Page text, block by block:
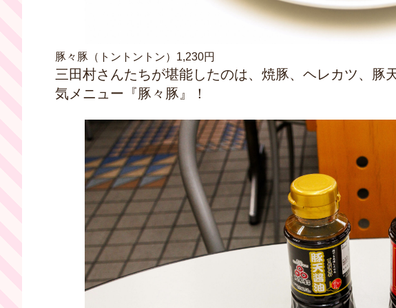
豚々豚（トントントン）1,230円
三田村さんたちが堪能したのは、焼豚、ヘレカツ、豚
気メニュー『豚々豚』！